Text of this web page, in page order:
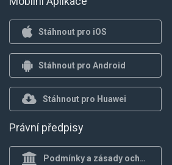
Stáhnout pro iOS
Stáhnout pro Android
Stáhnout pro Huawei
Právní předpisy
Podmínky a zásady ochrany osob.